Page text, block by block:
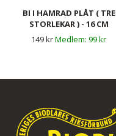
BI I HAMRAD PLÅT ( TRE
STORLEKAR ) - 16 CM
149 kr
99 kr